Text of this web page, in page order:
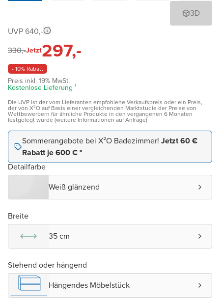
3D
UVP 640,-
330,-Jetzt297,-
- 10% Rabatt
Preis inkl. 19% MwSt.
Kostenlose Lieferung ¹
Die UVP ist der vom Lieferanten empfohlene Verkaufspreis oder ein Preis,
der von X²O auf Basis einer vergleichenden Marktstudie der Preise von
Wettbewerbern für ähnliche Produkte in den vergangenen 6 Monaten
festgelegt wurde (weitere Informationen auf Anfrage)
Sommerangebote bei X²O Badezimmer! Jetzt 60 €
Rabatt je 600 € *
Detailfarbe
Weiß glänzend
Breite
35 cm
Stehend oder hängend
Hängendes Möbelstück